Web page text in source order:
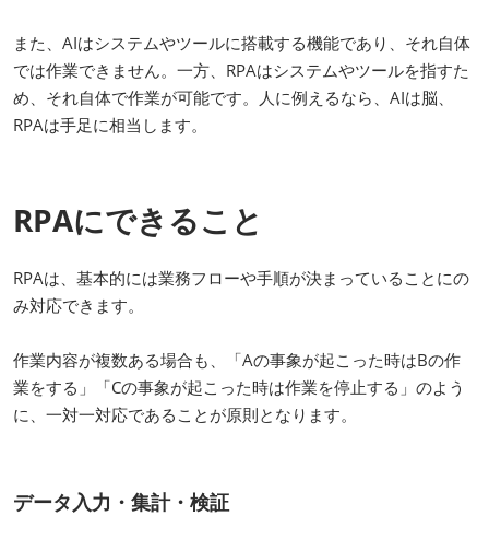
また、AIはシステムやツールに搭載する機能であり、それ自体
では作業できません。一方、RPAはシステムやツールを指すた
め、それ自体で作業が可能です。人に例えるなら、AIは脳、
RPAは手足に相当します。
RPAにできること
RPAは、基本的には業務フローや手順が決まっていることにの
み対応できます。
作業内容が複数ある場合も、「Aの事象が起こった時はBの作
業をする」「Cの事象が起こった時は作業を停止する」のよう
に、一対一対応であることが原則となります。
データ入力・集計・検証